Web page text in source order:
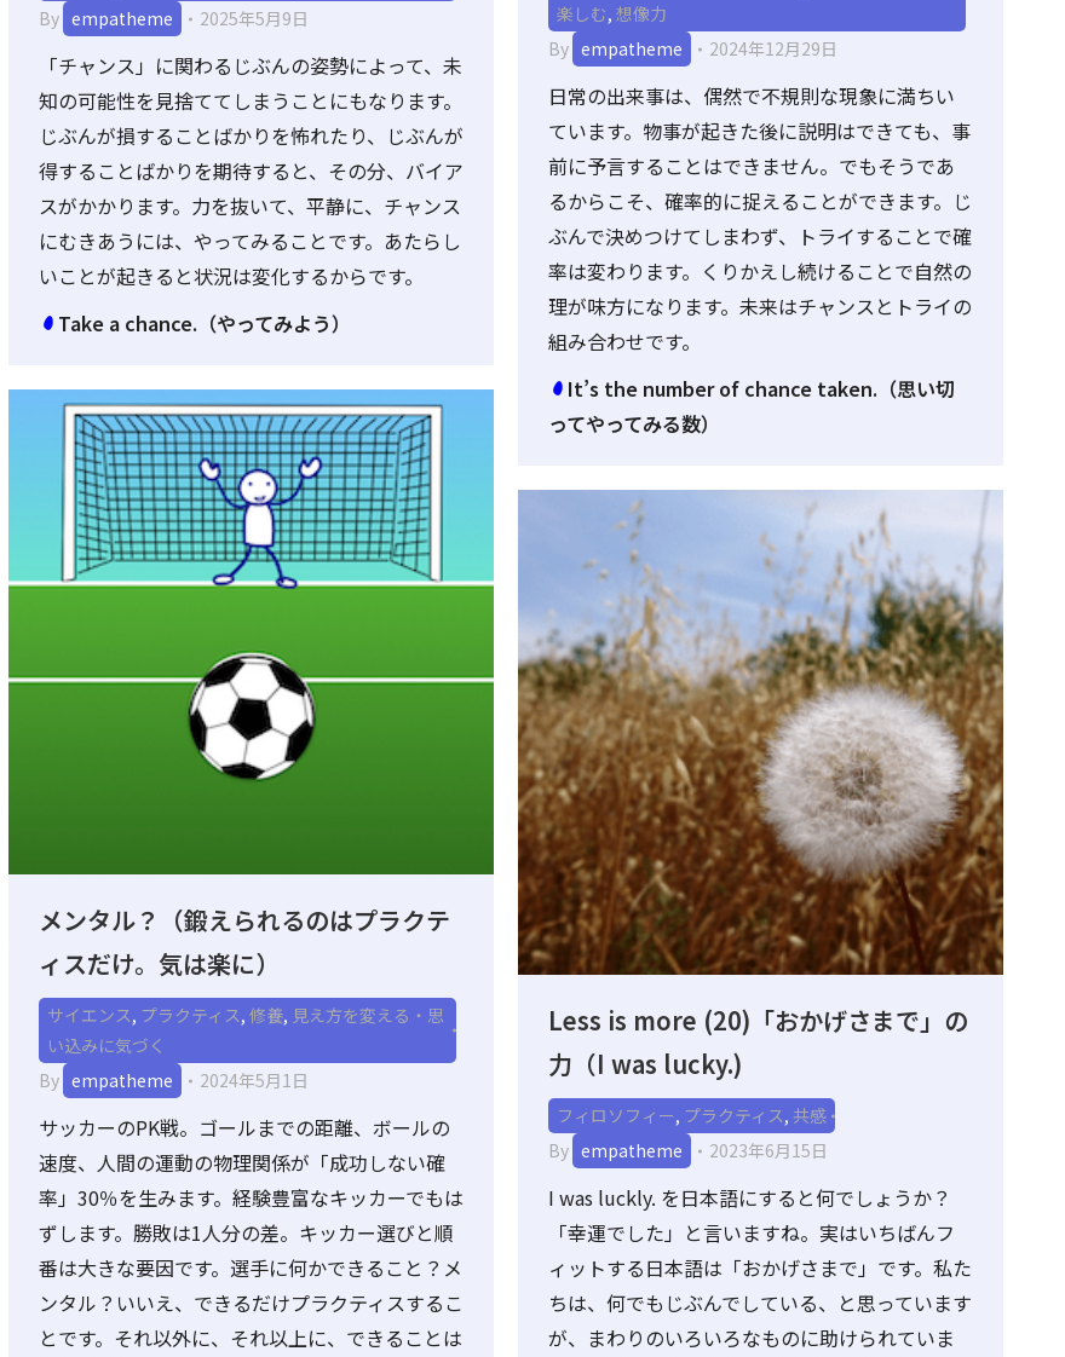
By empatheme 2025年5月9日
「チャンス」に関わるじぶんの姿勢によって、未
知の可能性を見捨ててしまうことにもなります。
じぶんが損することばかりを怖れたり、じぶんが
得することばかりを期待すると、その分、バイア
スがかかります。力を抜いて、平静に、チャンス
にむきあうには、やってみることです。あたらし
いことが起きると状況は変化するからです。
Take a chance.（やってみよう）
楽しむ, 想像力
By empatheme 2024年12月29日
日常の出来事は、偶然で不規則な現象に満ちい
ています。物事が起きた後に説明はできても、事
前に予言することはできません。でもそうであ
るからこそ、確率的に捉えることができます。じ
ぶんで決めつけてしまわず、トライすることで確
率は変わります。くりかえし続けることで自然の
理が味方になります。未来はチャンスとトライの
組み合わせです。
It’s the number of chance taken.（思い切
ってやってみる数）
メンタル？（鍛えられるのはプラクテ
ィスだけ。気は楽に）
サイエンス, プラクティス, 修養, 見え方を変える・思
い込みに気づく
By empatheme 2024年5月1日
サッカーのPK戦。ゴールまでの距離、ボールの
速度、人間の運動の物理関係が「成功しない確
率」30％を生みます。経験豊富なキッカーでもは
ずします。勝敗は1人分の差。キッカー選びと順
番は大きな要因です。選手に何かできること？メ
ンタル？いいえ、できるだけプラクティスするこ
とです。それ以外に、それ以上に、できることは
Less is more (20)「おかげさまで」の
力（I was lucky.)
フィロソフィー, プラクティス, 共感
By empatheme 2023年6月15日
I was luckly. を日本語にすると何でしょうか？
「幸運でした」と言いますね。実はいちばんフ
ィットする日本語は「おかげさまで」です。私た
ちは、何でもじぶんでしている、と思っています
が、まわりのいろいろなものに助けられていま